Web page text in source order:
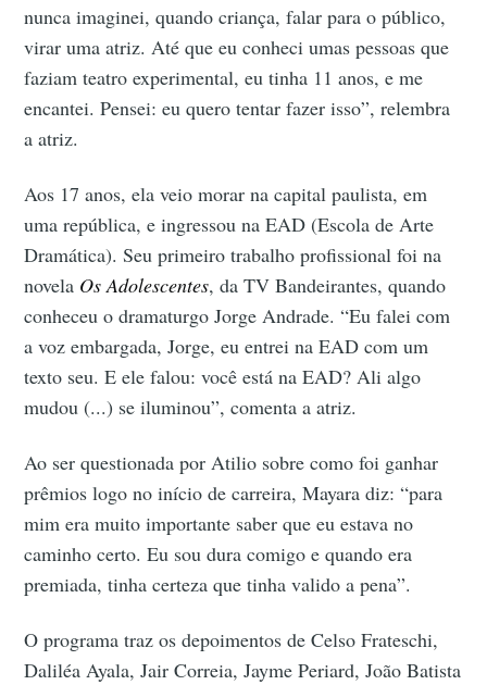
nunca imaginei, quando criança, falar para o público,
virar uma atriz. Até que eu conheci umas pessoas que
faziam teatro experimental, eu tinha 11 anos, e me
encantei. Pensei: eu quero tentar fazer isso”, relembra
a atriz.
Aos 17 anos, ela veio morar na capital paulista, em
uma república, e ingressou na EAD (Escola de Arte
Dramática). Seu primeiro trabalho profissional foi na
novela Os Adolescentes, da TV Bandeirantes, quando
conheceu o dramaturgo Jorge Andrade. “Eu falei com
a voz embargada, Jorge, eu entrei na EAD com um
texto seu. E ele falou: você está na EAD? Ali algo
mudou (...) se iluminou”, comenta a atriz.
Ao ser questionada por Atilio sobre como foi ganhar
prêmios logo no início de carreira, Mayara diz: “para
mim era muito importante saber que eu estava no
caminho certo. Eu sou dura comigo e quando era
premiada, tinha certeza que tinha valido a pena”.
O programa traz os depoimentos de Celso Frateschi,
Daliléa Ayala, Jair Correia, Jayme Periard, João Batista